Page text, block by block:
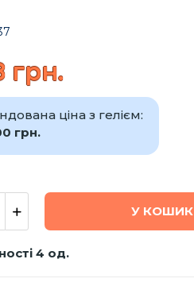
грн.
ціна з гелієм:
грн.
У КОШИК
4 од.